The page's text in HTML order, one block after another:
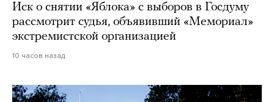
Иск о снятии «Яблока» с выборов в Госдуму
рассмотрит судья, объявивший «Мемориал»
экстремистской организацией
10 часов назад